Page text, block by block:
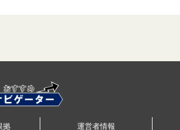
拠 運営者情報